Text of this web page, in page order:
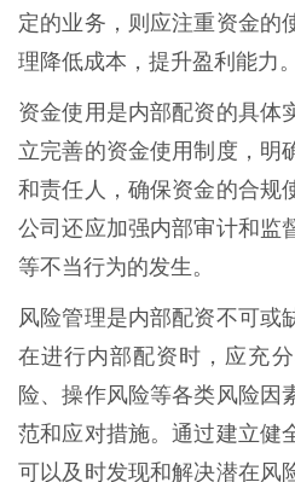
定的业务，则应注重资金的
理降低成本，提升盈利能力。
资金使用是内部配资的具体
立完善的资金使用制度，明
和责任人，确保资金的合规
公司还应加强内部审计和监
等不当行为的发生。
风险管理是内部配资不可或
在进行内部配资时，应充
险、操作风险等各类风险因
范和应对措施。通过建立健
可以及时发现和解决潜在风